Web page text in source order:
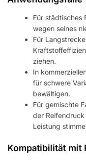
Für städtisches
wegen seines
Für
ziehen.
In
für schwere
bewältigen.
Für gemischte
der
Leistung
Kompatibilität mit